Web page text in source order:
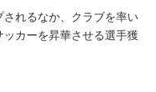
れるなか、クラブを率い
カーを昇華させる選手獲